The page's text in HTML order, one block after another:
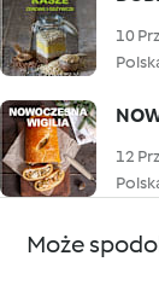
10
12
Może